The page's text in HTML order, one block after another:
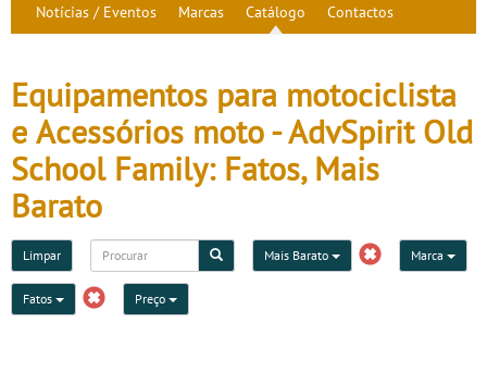
Notícias / Eventos Marcas Catálogo Contactos
Equipamentos para motociclista
e Acessórios moto - AdvSpirit Old
School Family: Fatos, Mais
Barato
Limpar Mais Barato Marca
Fatos Preço